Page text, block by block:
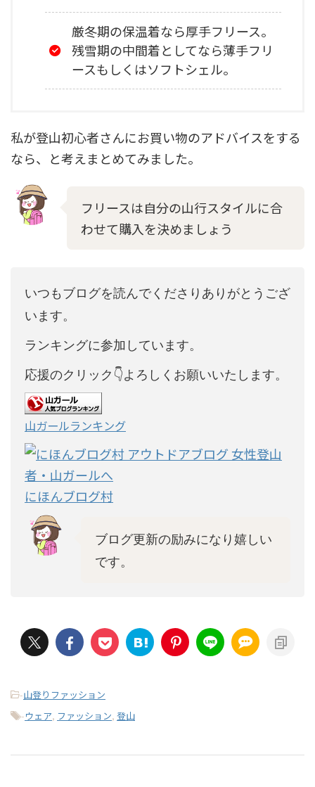
厳冬期の保温着なら厚手フリース。
残雪期の中間着としてなら薄手フリ
ースもしくはソフトシェル。
私が登山初心者さんにお買い物のアドバイスをする
なら、と考えまとめてみました。
フリースは自分の山行スタイルに合
わせて購入を決めましょう
いつもブログを読んでくださりありがとうござ
います。
ランキングに参加しています。
応援のクリック👇よろしくお願いいたします。
山ガールランキング
にほんブログ村
ブログ更新の励みになり嬉しい
です。
-山登りファッション
-ウェア, ファッション, 登山